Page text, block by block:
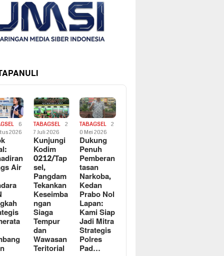
6
2026
Air
TABAGSEL
2
7 Juli 2026
Kunjungi
Kodim
0212/Tap
sel,
Pangdam
Tekankan
Keseimba
ngan
Siaga
Tempur
dan
Wawasan
Teritorial
TABAGSEL
2
0 Mei 2026
Dukung
Penuh
Pemberan
tasan
Narkoba,
Kedan
Prabo Nol
Lapan:
Kami Siap
Jadi Mitra
Strategis
Polres
Pad…